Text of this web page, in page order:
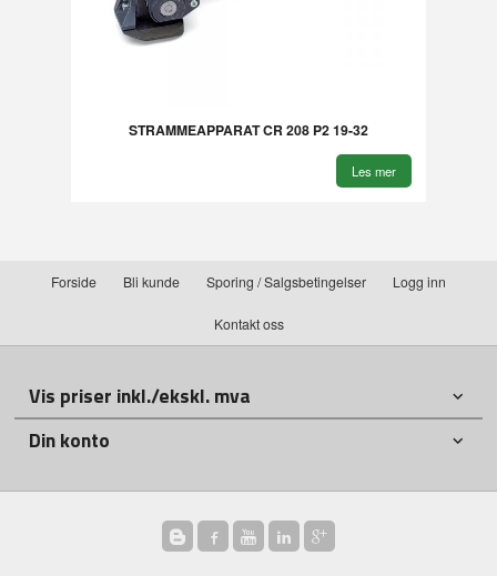
STRAMMEAPPARAT CR 208 P2 19-32
Les mer
Forside Bli kunde Sporing / Salgsbetingelser Logg inn
Kontakt oss
Vis priser inkl./ekskl. mva
Din konto